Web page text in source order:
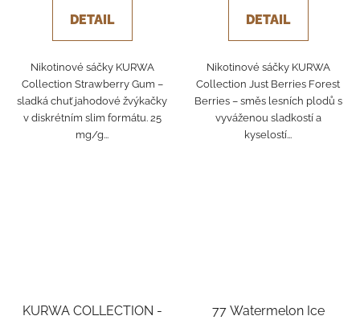
DETAIL
Nikotinové sáčky KURWA
Collection Strawberry Gum –
sladká chuť jahodové žvýkačky
v diskrétním slim formátu. 25
mg/g...
DETAIL
Nikotinové sáčky KURWA
Collection Just Berries Forest
Berries – směs lesních plodů s
vyváženou sladkostí a
kyselostí...
KURWA COLLECTION -
77 Watermelon Ice